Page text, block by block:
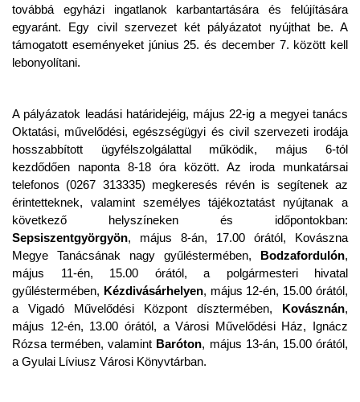
továbbá egyházi ingatlanok karbantartására és felújítására
egyaránt. Egy civil szervezet két pályázatot nyújthat be. A
támogatott eseményeket június 25. és december 7. között kell
lebonyolítani.
A pályázatok leadási határidejéig, május 22-ig a megyei tanács
Oktatási, művelődési, egészségügyi és civil szervezeti irodája
hosszabbított ügyfélszolgálattal működik, május 6-tól
kezdődően naponta 8-18 óra között. Az iroda munkatársai
telefonos (0267 313335) megkeresés révén is segítenek az
érintetteknek, valamint személyes tájékoztatást nyújtanak a
következő helyszíneken és időpontokban:
Sepsiszentgyörgyön, május 8-án, 17.00 órától, Kovászna
Megye Tanácsának nagy gyűléstermében, Bodzafordulón,
május 11-én, 15.00 órától, a polgármesteri hivatal
gyűléstermében, Kézdivásárhelyen, május 12-én, 15.00 órától,
a Vigadó Művelődési Központ dísztermében, Kovásznán,
május 12-én, 13.00 órától, a Városi Művelődési Ház, Ignácz
Rózsa termében, valamint Baróton, május 13-án, 15.00 órától,
a Gyulai Líviusz Városi Könyvtárban.